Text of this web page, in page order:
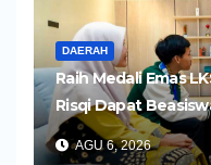
DAERAH
Raih Medali Emas
Risqi Dapat
AGU 6, 2026